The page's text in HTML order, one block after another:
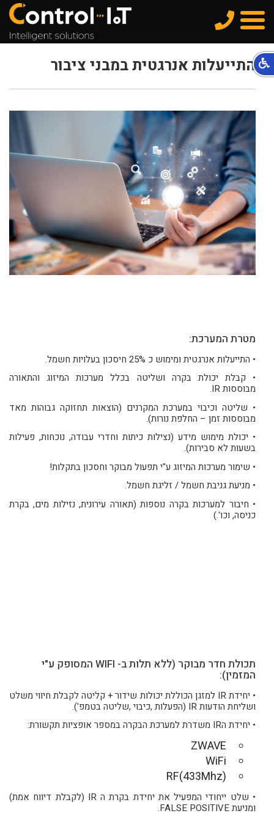
תפריט
התייעלות אנרגטית במבני ציבור
מטרת המערכת:
• התייעלות אנרגטית ומימוש כ 25% חיסכון בעלויות חשמל.
• קבלת יכולת בקרה ושליטה בכלל מערכות המיזוג והתאורה
מבוססות IR.
• שליטה וכיבוי במערכת המקרנים (הוצאות תחזוקה גבוהות מאד
מבוססות זמן – החלפת נורות).
• יכולת מימוש מידע (נצילות כיתות וחדרי עבודה, נוכחות, פעילות
בשעות לא סבירות).
• שימור מערכות המיזוג ע"י תפעול מבוקר וחסכון בתקלות!
• מניעת גניבת חשמל / זליגת חשמל.
• חיבור למערכות בקרה נוספות (תאורה עירונית, נזילות מים, בקרת
כניסה, וכו'.)
תכולת חדר מבוקר (ללא תלות ב- WIFI המסופק ע"י
המזמין):
• יחידת IR למזגן הכוללת יכולות שידור + קליטה לקבלת חיווי משלט
ושליחת הודעות IR (הפעלות ,כיבוי ,שליטה בטמפ').
• יחידת הIR משדרת למערכת הבקרה במספר אופציות תקשורת:
• שלט ייחודי המפעיל את יחידת בקרת ה IR (לקבלת דיווח אמת)
ומניעת FALSE POSITIVE.